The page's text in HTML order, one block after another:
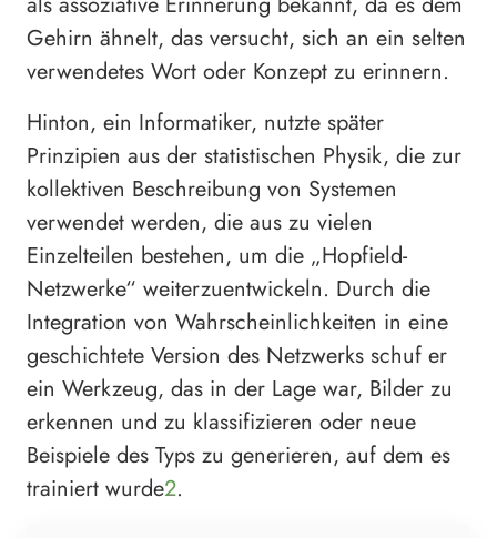
Gehirn ähnelt, das versucht, sich an ein selten
verwendetes Wort oder Konzept zu erinnern.
Hinton, ein Informatiker, nutzte später
Prinzipien aus der statistischen Physik, die zur
kollektiven Beschreibung von Systemen
verwendet werden, die aus zu vielen
Einzelteilen bestehen, um die „Hopfield-
Netzwerke“ weiterzuentwickeln. Durch die
Integration von Wahrscheinlichkeiten in eine
geschichtete Version des Netzwerks schuf er
ein Werkzeug, das in der Lage war, Bilder zu
erkennen und zu klassifizieren oder neue
Beispiele des Typs zu generieren, auf dem es
trainiert wurde2.